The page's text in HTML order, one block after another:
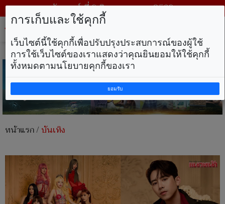
วันเสาร์ ที่ 8 สิงหาคม พ.ศ. 2569
หน้าแรก/บันเทิง
การเก็บและใช้คุกกี้
เว็บไซต์นี้ใช้คุกกี้เพื่อปรับปรุงประสบการณ์ของผู้ใช้
การใช้เว็บไซต์ของเราแสดงว่าคุณยินยอมให้ใช้คุกกี้
ทั้งหมดตามนโยบายคุกกี้ของเรา
ยอมรับ